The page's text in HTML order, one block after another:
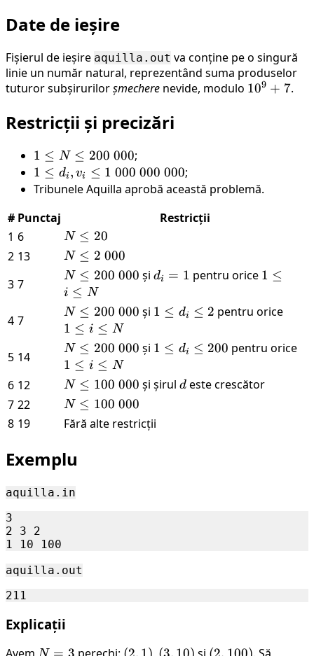
Date de ieșire
Fișierul de ieșire aquilla.out va conține pe o singură
linie un număr natural, reprezentând suma produselor
tuturor subșirurilorșmechere nevide, modulo 10^9
109 + 7.
Restricții și precizări
1
\leq
N
200
1 ≤ N ≤ 200 000;
1
\leq
v_i
1 ≤ di , vi ≤ 1 000 000 000;
Tribunele Aquilla aprobă această problemă.
# Punctaj
Restricții
1 6
N
\leq
20
N ≤ 20
2 13
N
\leq
2 \
000
N ≤ 2 000
3 7
N
\leq
200
\
000
N ≤ 200 000 și d_i
1
di = 1 pentru orice 1
i
1 ≤
i ≤ N
4 7
N
\leq
200
\
000
N ≤ 200 000 și 1
d_i
1 ≤ di ≤ 2 pentru orice
i
1 ≤ i ≤ N
5 14
N
\leq
200
\
000
N ≤ 200 000 și 1
d_i
\leq
1 ≤ di ≤ 200 pentru orice
1 ≤ i ≤ N
6 12
N
\leq
100
\
N ≤ 100 000 și șirul d
deste crescător
7 22
N
\leq
\
000
N ≤ 100 000
8 19 Fără alte restricții
Exemplu
aquilla.in
3
2 3 2
aquilla.out
Explicații